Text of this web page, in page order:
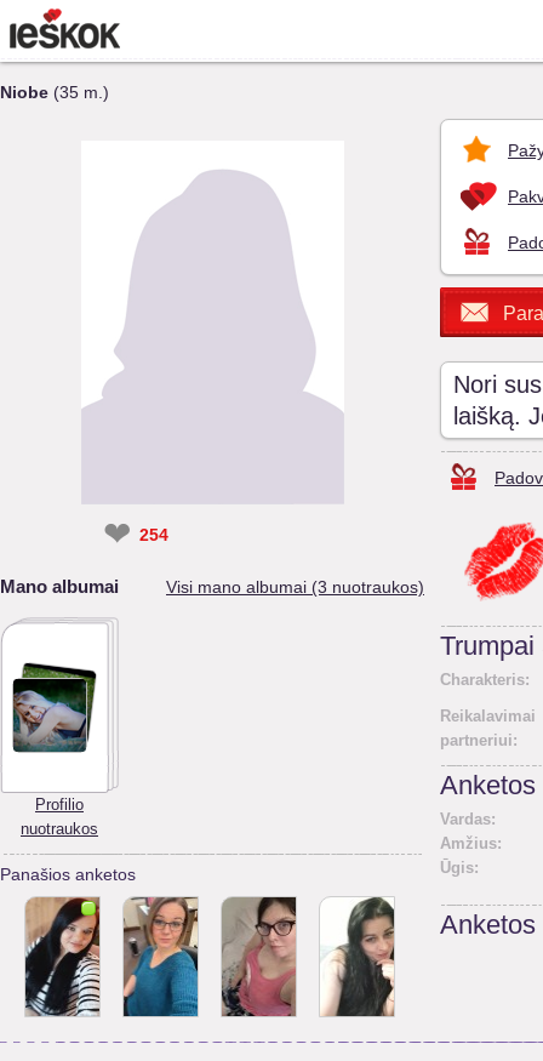
Niobe (35 m.)
❤ 254
Mano albumai Visi mano albumai (3 nuotraukos)
Profilio
nuotraukos
Panašios anketos
Nori
laišką.
Trumpai
Charakteris:
Reikalavimai
partneriui:
Anketos
Vardas:
Amžius:
Ūgis:
Anketos